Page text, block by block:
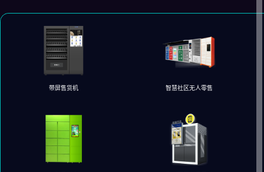
带屏售货机 智慧社区无人零售